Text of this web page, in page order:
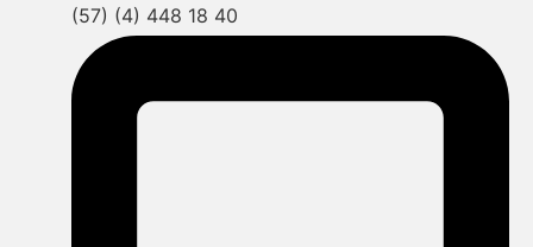
(57) (4) 448 18 40